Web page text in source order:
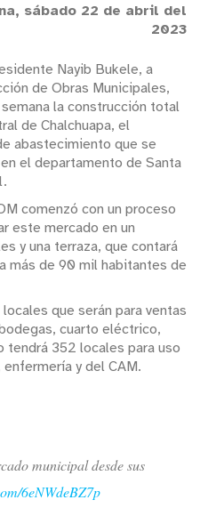
sábado 22 de abril del
2023
Nayib Bukele, a
de Obras Municipales,
la construcción total
de Chalchuapa, el
abastecimiento que se
el departamento de Santa
comenzó con un proceso
este mercado en un
y una terraza, que contará
más de 90 mil habitantes de
que serán para ventas
cuarto eléctrico,
tendrá 352 locales para uso
y del CAM.
municipal desde sus
6eNWdeBZ7p